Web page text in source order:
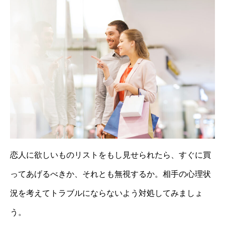
恋人に欲しいものリストをもし見せられたら、すぐに買
ってあげるべきか、それとも無視するか。相手の心理状
況を考えてトラブルにならないよう対処してみましょ
う。